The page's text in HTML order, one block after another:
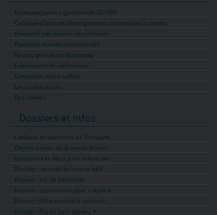
Cadeaux/paniers gourmands CE/PRO
Cadeaux d’accueil hébergements touristiques bretons
Paiement par chèque ou virement
Paiement mandat administratif
Retrait gratuit sur Guingamp
Evénements et cérémonies
Composez votre coffret
Les codes promo
Nos univers
Dossiers et infos
Cadeaux et souvenirs de Bretagne
Objets autour du drapeau breton
Ustensiles et déco pour crêperies
Dossier : caramel au beurre salé
Dossier : sel de Guérande
Dossier : accessoires pour crêpière
Dossier : déco marinière attitude
Dossier : Kig ha Farz, kézako ?